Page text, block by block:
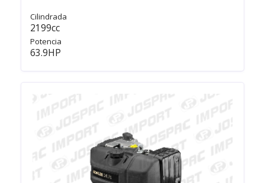
Cilindrada
2199cc
Potencia
63.9HP